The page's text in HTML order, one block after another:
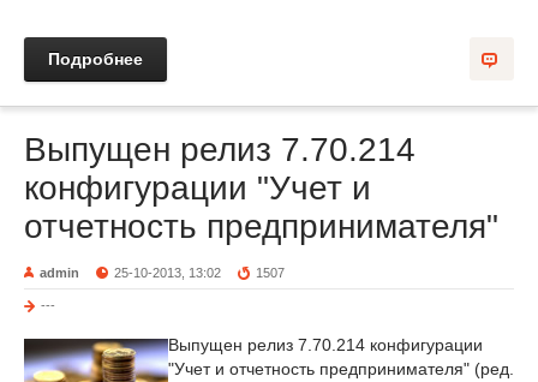
Подробнее
Выпущен релиз 7.70.214
конфигурации "Учет и
отчетность предпринимателя"
admin 25-10-2013, 13:02 1507
---
Выпущен релиз 7.70.214 конфигурации
"Учет и отчетность предпринимателя" (ред.